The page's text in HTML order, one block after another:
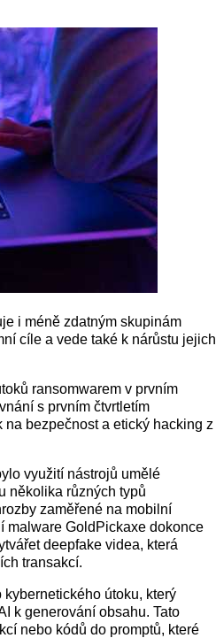
i méně zdatným skupinám
cíle a vede také k nárůstu jejich
ransomwarem v prvním
s prvním čtvrtletím
na bezpečnost a etický hacking z
využití nástrojů umělé
několika různých typů
zaměřené na mobilní
malware GoldPickaxe dokonce
deepfake videa, která
transakcí.
útoku, který
k generování obsahu. Tato
nebo kódů do promptů, které